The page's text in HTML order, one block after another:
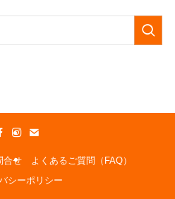
合せ
よくあるご質問（FAQ）
シーポリシー